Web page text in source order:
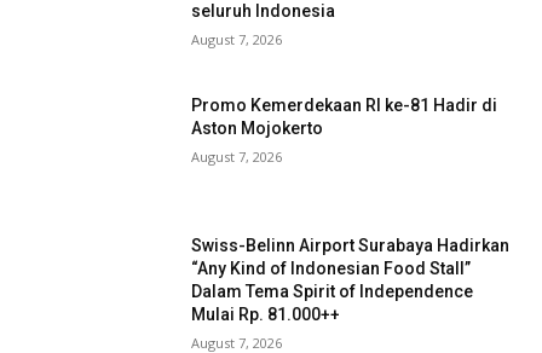
seluruh Indonesia
August 7, 2026
Promo Kemerdekaan RI ke-81 Hadir di
Aston Mojokerto
August 7, 2026
Swiss-Belinn Airport Surabaya Hadirkan
“Any Kind of Indonesian Food Stall”
Dalam Tema Spirit of Independence
Mulai Rp. 81.000++
August 7, 2026